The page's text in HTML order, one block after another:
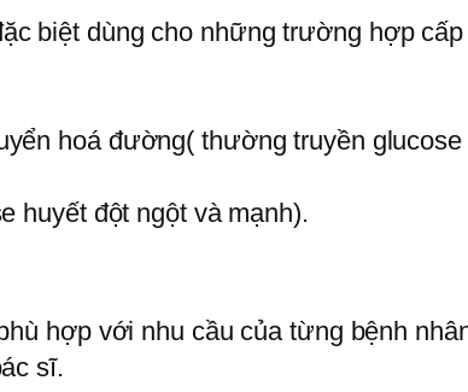
biệt dùng cho những trường hợp
hoá đường( thường truyền
huyết đột ngột và mạnh).
hợp với nhu cầu của từng bệnh
sĩ.